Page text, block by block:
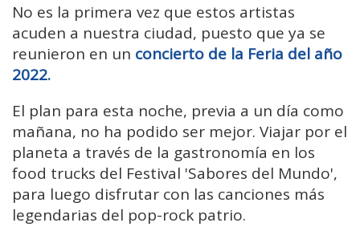
No es la primera vez que estos artistas
acuden a nuestra ciudad, puesto que ya se
reunieron en un concierto de la Feria del año
2022.
El plan para esta noche, previa a un día como
mañana, no ha podido ser mejor. Viajar por el
planeta a través de la gastronomía en los
food trucks del Festival 'Sabores del Mundo',
para luego disfrutar con las canciones más
legendarias del pop-rock patrio.